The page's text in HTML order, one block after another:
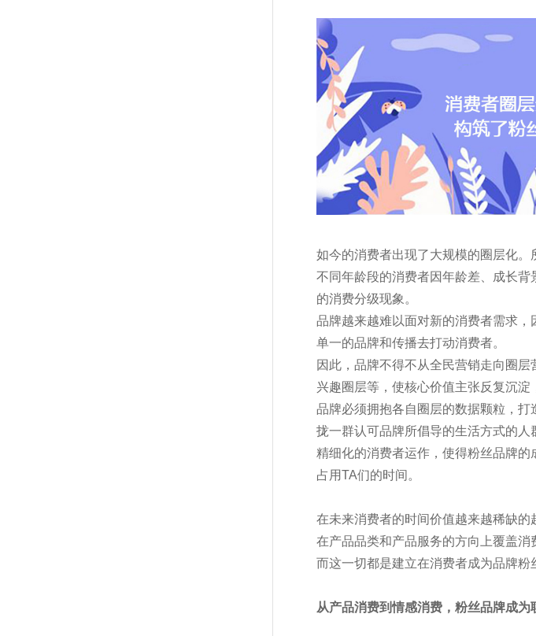
如今的消费者出现了大规模的圈层化。
不同年龄段的消费者因年龄差、成长
的消费分级现象。
品牌越来越难以面对新的消费者需求
单一的品牌和传播去打动消费者。
因此，品牌不得不从全民营销走向圈
兴趣圈层等，使核心价值主张反复沉淀
品牌必须拥抱各自圈层的数据颗粒，
拢一群认可品牌所倡导的生活方式的人
精细化的消费者运作，使得粉丝品牌的
占用TA们的时间。
在未来消费者的时间价值越来越稀缺的
在产品品类和产品服务的方向上覆盖消
而这一切都是建立在消费者成为品牌粉
从产品消费到情感消费，粉丝品牌成为